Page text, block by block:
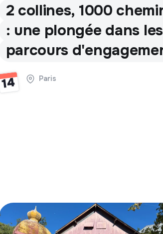
2 collines, 1000
: une plongée dans les
parcours
14 Paris